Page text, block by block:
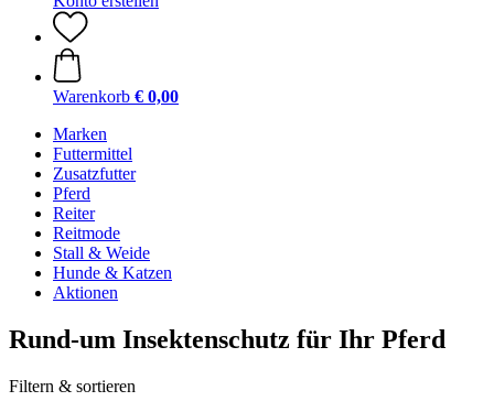
Warenkorb € 0,00
Marken
Futtermittel
Zusatzfutter
Pferd
Reiter
Reitmode
Stall & Weide
Hunde & Katzen
Aktionen
Rund-um Insektenschutz für Ihr Pferd
Filtern & sortieren